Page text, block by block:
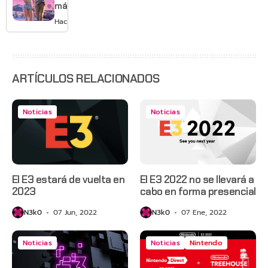
más de
GTA 6 en
agosto
Hace 2 días
ARTÍCULOS RELACIONADOS
Noticias
El E3 estará de vuelta en
2023
N3k0 07 Jun, 2022
Noticias
El E3 2022 no se llevará a
cabo en forma presencial
N3k0 07 Ene, 2022
Noticias Noticias Nintendo